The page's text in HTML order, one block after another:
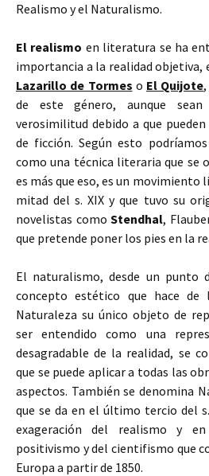
Realismo y el Naturalismo.
El realismo en literatura se ha
importancia a la realidad objetiva,
Lazarillo de Tormes o El Quijote
de este género, aunque
verosimilitud debido a que
de ficción. Según esto
como una técnica literaria que se
es más que eso, es un
mitad del s. XIX y que tuvo su
novelistas comoStendhal,
que pretende poner los pies en la
El naturalismo, desde un punto
concepto estético que hace de
Naturaleza su único objeto de
ser entendido como una
desagradable de la realidad, se
que se puede aplicar a todas las
aspectos. También se denomina
que se da en el último tercio del
exageración del realismo y
positivismo y del cientifismo que
Europa a partir de 1850.